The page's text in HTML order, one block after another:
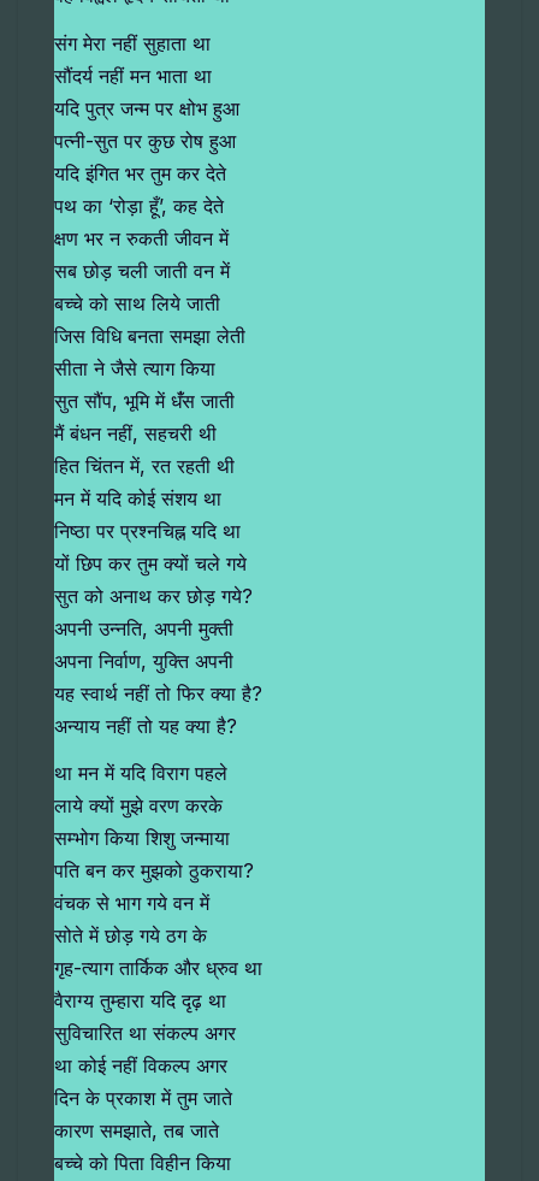
संग मेरा नहीं सुहाता था
सौंदर्य नहीं मन भाता था
यदि पुत्र जन्म पर क्षोभ हुआ
पत्नी-सुत पर कुछ रोष हुआ
यदि इंगित भर तुम कर देते
पथ का ‘रोड़ा हूँ’, कह देते
क्षण भर न रुकती जीवन में
सब छोड़ चली जाती वन में
बच्चे को साथ लिये जाती
जिस विधि बनता समझा लेती
सीता ने जैसे त्याग किया
सुत सौंप, भूमि में धंँस जाती
मैं बंधन नहीं, सहचरी थी
हित चिंतन में, रत रहती थी
मन में यदि कोई संशय था
निष्ठा पर प्रश्नचिह्न यदि था
यों छिप कर तुम क्यों चले गये
सुत को अनाथ कर छोड़ गये?
अपनी उन्नति, अपनी मुक्ती
अपना निर्वाण, युक्ति अपनी
यह स्वार्थ नहीं तो फिर क्या है?
अन्याय नहीं तो यह क्या है?
था मन में यदि विराग पहले
लाये क्यों मुझे वरण करके
सम्भोग किया शिशु जन्माया
पति बन कर मुझको ठुकराया?
वंचक से भाग गये वन में
सोते में छोड़ गये ठग के
गृह-त्याग तार्किक और ध्रुव था
वैराग्य तुम्हारा यदि दृढ़ था
सुविचारित था संकल्प अगर
था कोई नहीं विकल्प अगर
दिन के प्रकाश में तुम जाते
कारण समझाते, तब जाते
बच्चे को पिता विहीन किया